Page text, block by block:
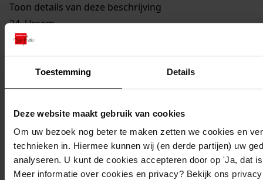
Toestemming Details
Deze website maakt gebruik van cookies
Om uw bezoek nog beter te maken zetten we cookies en
technieken in. Hiermee kunnen wij (en derde partijen) uw
analyseren. U kunt de cookies accepteren door op 'Ja, dat
Meer informatie over cookies en privacy? Bekijk ons
Toon details van deze beschrijving
24.Ursem
Toon details van deze beschrijving
25.Venhuizen
Toon details van deze beschrijving
26.Hem
Toon details van deze beschrijving
Westwoud
Toon details van deze beschrijving